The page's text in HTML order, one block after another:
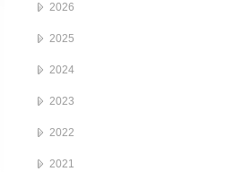
2026
2025
2024
2023
2022
2021